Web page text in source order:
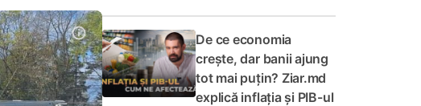
De ce economia
crește, dar banii ajung
tot mai puțin? Ziar.md
explică inflația și PIB-ul